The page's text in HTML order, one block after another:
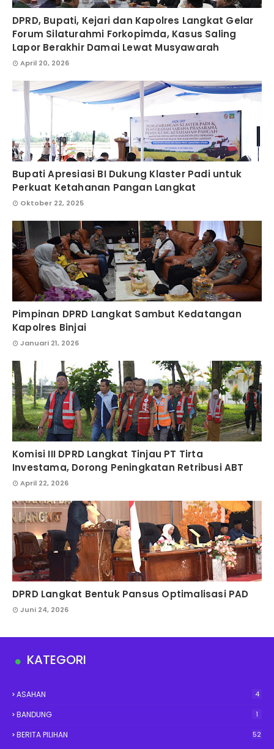
DPRD, Bupati, Kejari dan Kapolres Langkat Gelar
Forum Silaturahmi Forkopimda, Kasus Saling
Lapor Berakhir Damai Lewat Musyawarah
April 20, 2026
Bupati Apresiasi BI Dukung Klaster Padi untuk
Perkuat Ketahanan Pangan Langkat
Oktober 22, 2025
Pimpinan DPRD Langkat Sambut Kedatangan
Kapolres Binjai
Januari 21, 2026
Komisi III DPRD Langkat Tinjau PT Tirta
Investama, Dorong Peningkatan Retribusi ABT
April 22, 2026
DPRD Langkat Bentuk Pansus Optimalisasi PAD
Juni 24, 2026
KATEGORI
ASAHAN 4
BANDUNG 1
BERITA PILIHAN 52